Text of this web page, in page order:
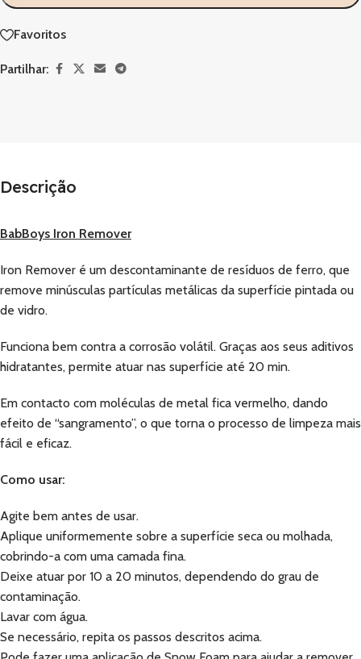
Favoritos
Partilhar:
Descrição
BabBoys Iron Remover
Iron Remover é um descontaminante de resíduos de ferro, que
remove minúsculas partículas metálicas da superfície pintada ou
de vidro.
Funciona bem contra a corrosão volátil. Graças aos seus aditivos
hidratantes, permite atuar nas superfície até 20 min.
Em contacto com moléculas de metal fica vermelho, dando
efeito de “sangramento”, o que torna o processo de limpeza mais
fácil e eficaz.
Como usar:
Agite bem antes de usar.
Aplique uniformemente sobre a superfície seca ou molhada,
cobrindo-a com uma camada fina.
Deixe atuar por 10 a 20 minutos, dependendo do grau de
contaminação.
Lavar com água.
Se necessário, repita os passos descritos acima.